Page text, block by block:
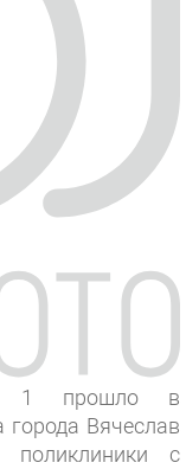
прошло в
города Вячеслав
поликлиники с